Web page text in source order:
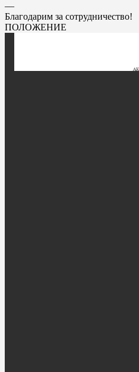
—
Благодарим за сотрудничество!
ПОЛОЖЕНИЕ